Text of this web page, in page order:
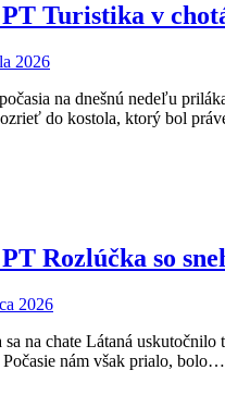
PT Turistika v
2026
na dnešnú nedeľu
do kostola, ktorý bol
PT Rozlúčka so
2026
na chate Látaná
Počasie nám však prialo, bolo…